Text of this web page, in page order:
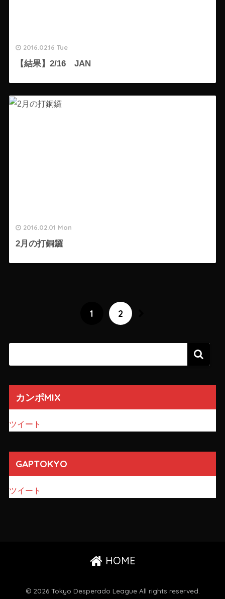
2016.02.16 Tue
【結果】2/16 JAN
2016.02.01 Mon
2月の打銅鑼
1 2
カンポMIX
ツイート
GAPTOKYO
ツイート
HOME
© 2026 Tokyo Desperado League All rights reserved.